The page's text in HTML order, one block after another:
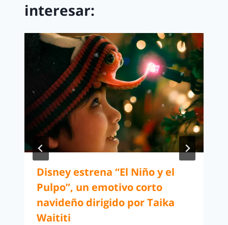
interesar:
Disney estrena “El Niño y el
Pulpo”, un emotivo corto
navideño dirigido por Taika
Waititi